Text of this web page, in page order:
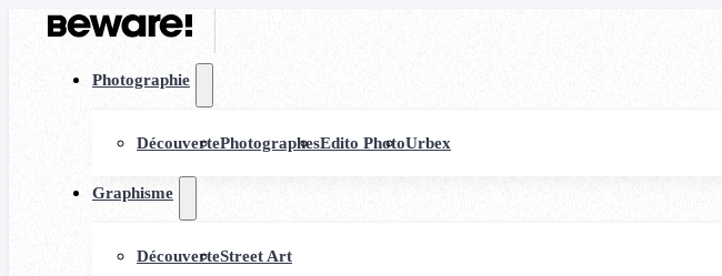
Photographie
DécouvertePhotographesEdito PhotoUrbex
Graphisme
DécouverteStreet Art